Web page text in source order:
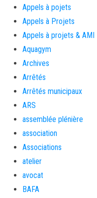
Appels à pojets
Appels à Projets
Appels à projets & AMI
Aquagym
Archives
Arrêtés
Arrêtés municipaux
ARS
assemblée plénière
association
Associations
atelier
avocat
BAFA